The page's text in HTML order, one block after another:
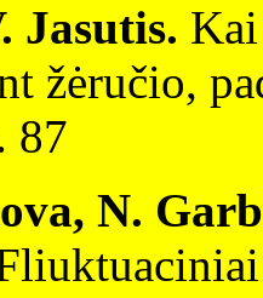
Jasutis.
žėručio,
87
N.